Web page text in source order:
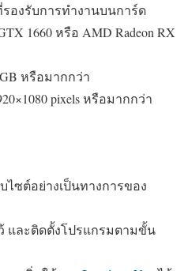
รองรับการทำงานบนการ์ด
1660 หรือ AMD Radeon RX
หรือมากกว่า
pixels หรือมากกว่า
ไซต์อย่างเป็นทางการของ
และติดตั้งโปรแกรมตามขั้น